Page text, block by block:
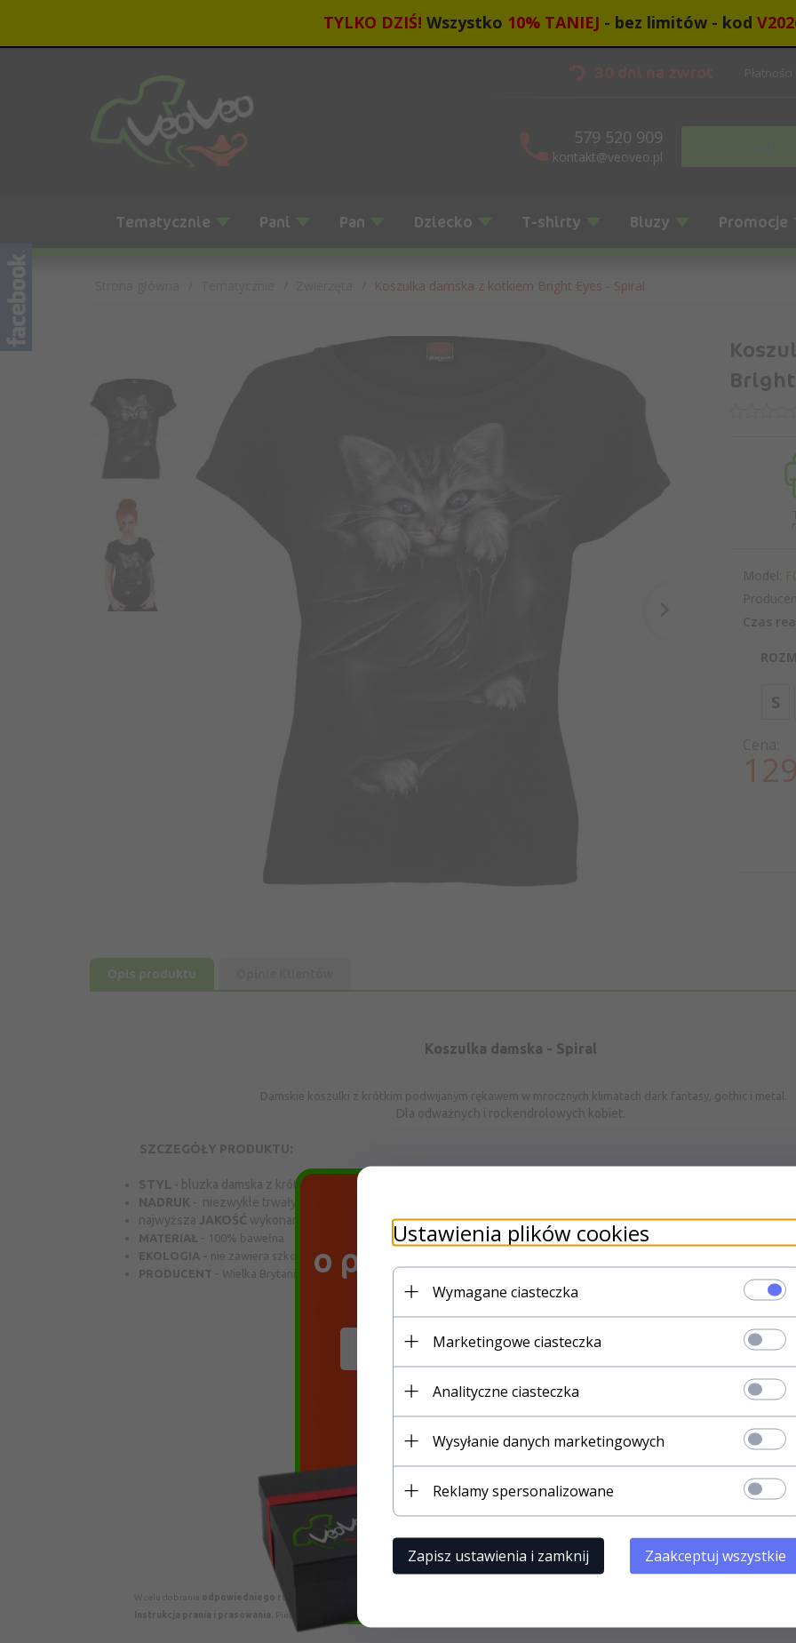
TYLKO DZIŚ! Wszystko 10% TANIEJ - bez limitów - kod
30 dni na zwrot
579 520 909
kontakt@veoveo.pl
Tematycznie Pani Pan Dziecko T-shirty Bluzy Promocje
Koszulka damska z kotkiem Bright Eyes - Spiral
Bright
Model:
Czas
S
Opis produktu
Koszulka damska - Spiral
Damskie koszulki z krótkim podwijanym rękawem w mrocznych klimatach dark fantasy, gothic i metal.
Dla odważnych i rockendrolowych kobiet.
SZCZEGÓŁY PRODUKTU:
STYL - bluzka damska z krótkim rękawem o nowoczesnym kroju marki Spiral Direct
NADRUK - niezwykle trwały - nie blaknie podczs prania
najwyższa JAKOŚĆ wykonania
MATERIAŁ - 100% bawełna
EKOLOGIA - nie zawiera szkodliwych barwników
PRODUCENT - Wielka Brytania
W celu dobrania odpowiedniego rozmiaru
Instrukcja prania i prasowania. Pierwsze pranie zalecamy wykonać ręcznie. Prać w pralce w temp. do 30°C. Nie używać agresywnych środków piorących.
Ustawienia plików cookies
Wymagane ciasteczka
Marketingowe ciasteczka
Analityczne ciasteczka
Wysyłanie danych marketingowych
Reklamy spersonalizowane
Zapisz ustawienia i zamknij Zaakceptuj wszystkie
Dołącz do osób najlepiej
o promocjachw naszym sklepie. Już
swój e-mail iODBIERZ PREZENT
Zapisz
CO
Kody rabatowe,
Ekskluzywne promocje
tylko dla odbiorców naszego